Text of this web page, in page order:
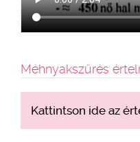
Méhnyakszűrés
Kattintson ide az